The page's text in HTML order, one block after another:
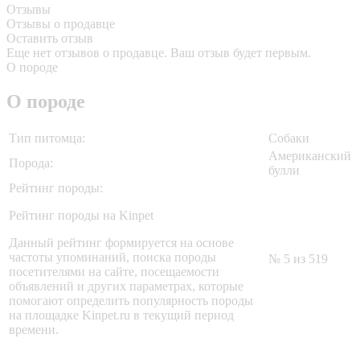
Отзывы
Отзывы о продавце
Оставить отзыв
Еще нет отзывов о продавце. Ваш отзыв будет первым.
О породе
О породе
Тип питомца:
Собаки
Порода:
Американский
булли
Рейтинг породы:
Рейтинг породы на Kinpet
Данный рейтинг формируется на основе
частоты упоминаний, поиска породы
посетителями на сайте, посещаемости
объявлений и других параметрах, которые
помогают определить популярность породы
на площадке Kinpet.ru в текущий период
времени.
№ 5 из 519